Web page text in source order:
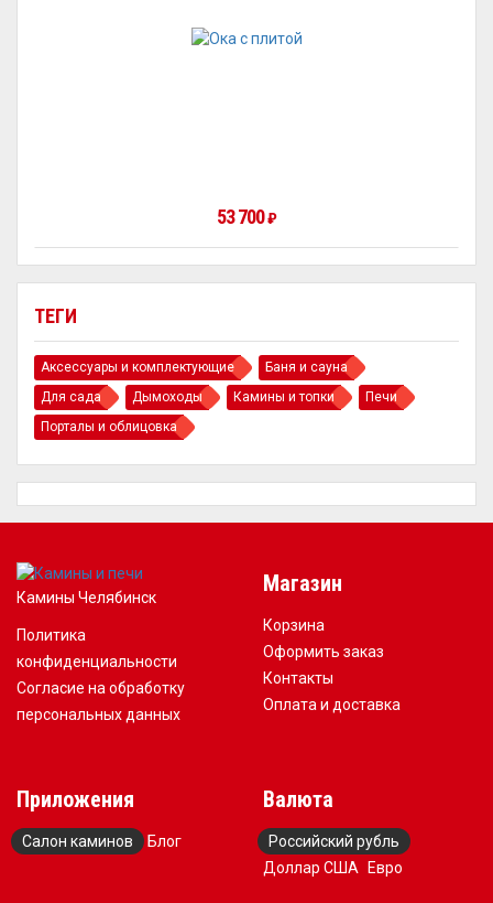
ТЕГИ
Аксессуары и комплектующие
Баня и сауна
Для сада
Дымоходы Камины и топки
Печи
Порталы и облицовка
53 700₽
Камины Челябинск
Политика
конфиденциальности
Согласие на обработку
персональных данных
Магазин
Корзина
Оформить заказ
Контакты
Оплата и доставка
Приложения
Салон каминов Блог
Валюта
Российский рубль
Доллар США
Евро